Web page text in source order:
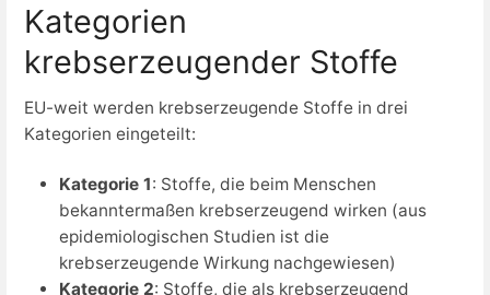
Kategorien
krebserzeugender Stoffe
EU-weit werden krebserzeugende Stoffe in drei
Kategorien eingeteilt:
Kategorie 1: Stoffe, die beim Menschen
bekanntermaßen krebserzeugend wirken (aus
epidemiologischen Studien ist die
krebserzeugende Wirkung nachgewiesen)
Kategorie 2: Stoffe, die als krebserzeugend